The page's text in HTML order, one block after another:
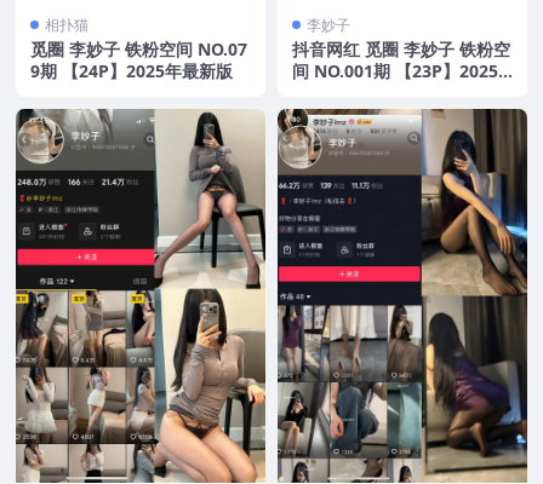
相扑猫
觅圈 李妙子 铁粉空间 NO.07
9期 【24P】2025年最新版
李妙子
抖音网红 觅圈 李妙子 铁粉空
间 NO.001期 【23P】2025